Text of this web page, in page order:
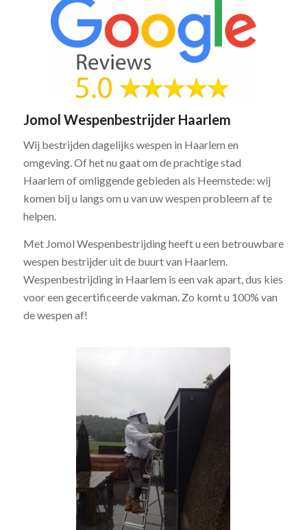
Jomol Wespenbestrijder Haarlem
Wij bestrijden dagelijks wespen in Haarlem en
omgeving. Of het nu gaat om de prachtige stad
Haarlem of omliggende gebieden als Heemstede: wij
komen bij u langs om u van uw wespen probleem af te
helpen.
Met Jomol Wespenbestrijding heeft u een betrouwbare
wespen bestrijder uit de buurt van Haarlem.
Wespenbestrijding in Haarlem is een vak apart, dus kies
voor een gecertificeerde vakman. Zo komt u 100% van
de wespen af!